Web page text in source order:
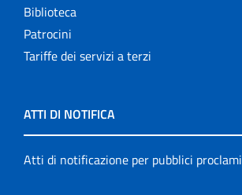
Biblioteca
Patrocini
Tariffe dei servizi a terzi
ATTI DI NOTIFICA
Atti di notificazione per pubblici proclami